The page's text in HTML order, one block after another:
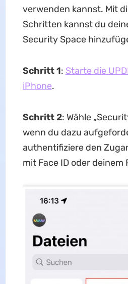
verwenden kannst. Mit
Schritten kannst du
Security Space
Schritt 1: Starte die
iPhone.
Schritt 2: Wähle
wenn du dazu
authentifiziere den
mit Face ID oder deinem